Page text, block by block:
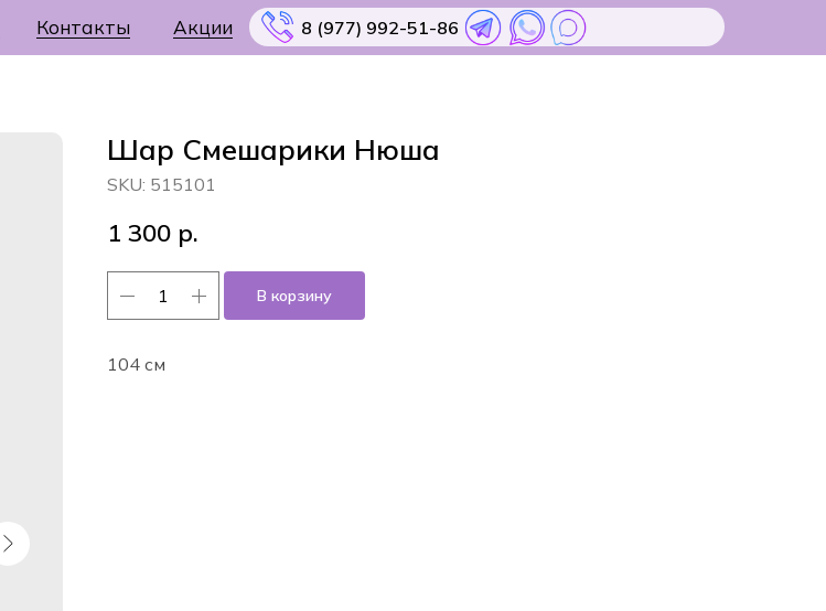
Акции
Контакты 8 (977) 992-51-86
Шар Смешарики Нюша
SKU: 515101
1 300 р.
В корзину
104 см